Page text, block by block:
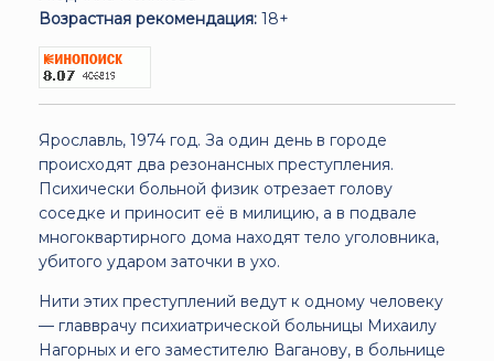
Возрастная рекомендация: 18+
Ярославль, 1974 год. За один день в городе
происходят два резонансных преступления.
Психически больной физик отрезает голову
соседке и приносит её в милицию, а в подвале
многоквартирного дома находят тело уголовника,
убитого ударом заточки в ухо.
Нити этих преступлений ведут к одному человеку
— главврачу психиатрической больницы Михаилу
Нагорных и его заместителю Ваганову, в больнице